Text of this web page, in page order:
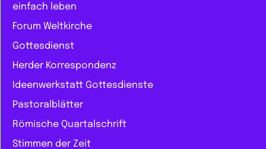
einfach leben
Forum Weltkirche
Gottesdienst
Herder Korrespondenz
Ideenwerkstatt Gottesdienste
Pastoralblätter
Römische Quartalschrift
Stimmen der Zeit